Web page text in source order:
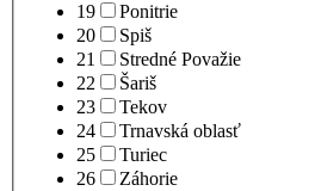
19
Ponitrie
20
Spiš
21
Stredné Považie
22
Šariš
23
Tekov
24
Trnavská oblasť
25
Turiec
26
Záhorie